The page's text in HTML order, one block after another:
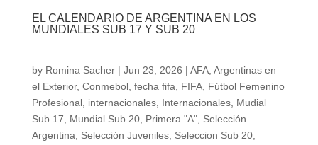
EL CALENDARIO DE ARGENTINA EN LOS
MUNDIALES SUB 17 Y SUB 20
by Romina Sacher| Jun 23, 2026 | AFA, Argentinas en
el Exterior, Conmebol, fecha fifa FIFA, Fútbol Femenino
Profesional, internacionales, Internacionales, Mudial
Sub 17
Mundial Sub 20, Primera "A", Selección
Argentina
Selección Juveniles, Seleccion Sub 20,